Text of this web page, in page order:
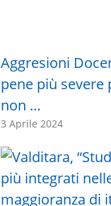
Aggresioni
pene più severe
non …
3 Aprile 2024